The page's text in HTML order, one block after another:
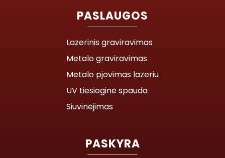
PASLAUGOS
Lazerinis graviravimas
Metalo graviravimas
Metalo pjovimas lazeriu
UV tiesioginė spauda
Siuvinėjimas
PASKYRA